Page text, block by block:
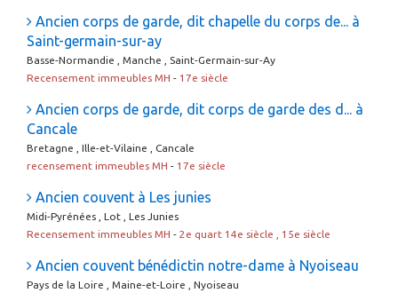
Ancien corps de garde, dit chapelle du corps de... à
Saint-germain-sur-ay
Basse-Normandie , Manche , Saint-Germain-sur-Ay
Recensement immeubles MH - 17e siècle
Ancien corps de garde, dit corps de garde des d... à
Cancale
Bretagne , Ille-et-Vilaine , Cancale
recensement immeubles MH - 17e siècle
Ancien couvent à Les junies
Midi-Pyrénées , Lot , Les Junies
Recensement immeubles MH - 2e quart 14e siècle , 15e siècle
Ancien couvent bénédictin notre-dame à Nyoiseau
Pays de la Loire , Maine-et-Loire , Nyoiseau